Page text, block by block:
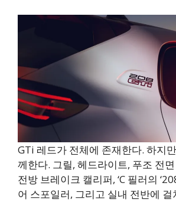
GTi 레드가 전체에 존재한다. 하지
께한다. 그릴, 헤드라이트, 푸조 전
전방 브레이크 캘리퍼, ‘C 필러의
어 스포일러, 그리고 실내 전반에 걸